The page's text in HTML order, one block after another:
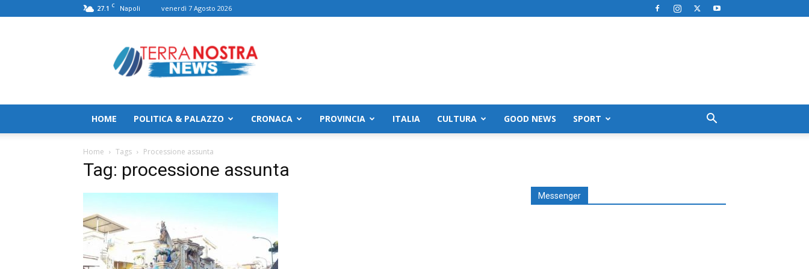
27.1 C Napoli venerdì 7 Agosto 2026
HOME POLITICA & PALAZZO CRONACA PROVINCIA ITALIA CULTURA GOOD NEWS SPORT
Home Tags Processione assunta
Tag: processione assunta
Messenger